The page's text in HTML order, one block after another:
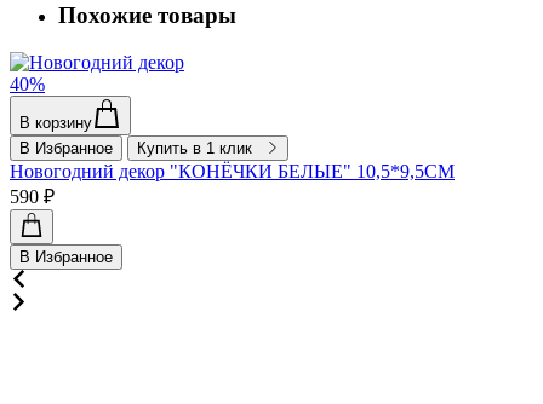
Похожие товары
40%
В корзину
В Избранное
Купить в 1 клик
Новогодний декор "КОНЁЧКИ БЕЛЫЕ" 10,5*9,5СМ
590 ₽
В Избранное